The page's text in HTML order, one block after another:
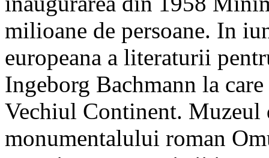
milioane de persoane. In
europeana a literaturii
Ingeborg Bachmann la
Vechiul Continent.
monumentalului roman